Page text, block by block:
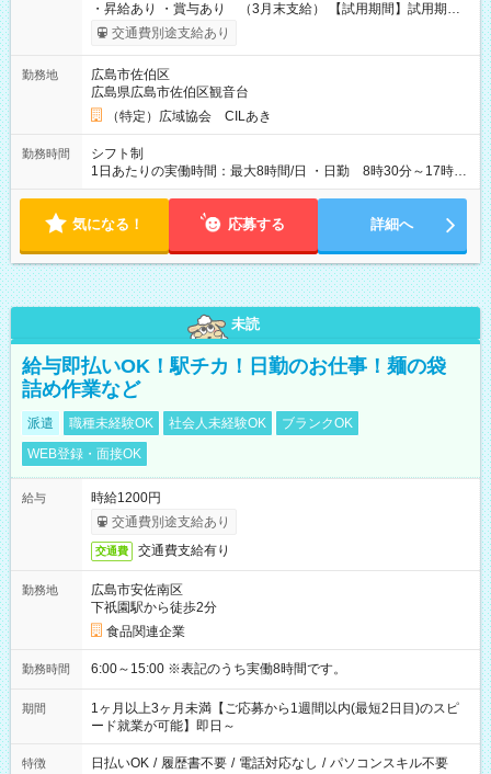
・昇給あり ・賞与あり （3月末支給） 【試用期間】試用期間
あり 試用期間の長さ：3ヶ月 ※ 雇用形態と給与に、本採用時と
異なる部分があります。 雇用形態：本採用時と同じです。 給
交通費別途支給あり
勤務地
広島市佐伯区
広島県広島市佐伯区観音台
（特定）広域協会 CILあき
勤務時間
シフト制
1日あたりの実働時間：最大8時間/日 ・日勤 8時30分～17時30
分（実働8時間 待機休憩1時間）日給1万8630円 ・夜勤 17時
円
気になる！ 応募する 詳細へ
未読
給与即払いOK！駅チカ！日勤のお仕事！麺の袋
詰め作業など
派遣 職種未経験OK 社会人未経験OK
ブランクOK
WEB登録・面接OK
給与
時給1200円
交通費別途支給あり
交通費 交通費支給有り
勤務地
広島市安佐南区
下祇園駅から徒歩2分
食品関連企業
勤務時間 6:00～15:00 ※表記のうち実働8時間です。
期間
1ヶ月以上3ヶ月未満【ご応募から1週間以内(最短2日目)のスピ
ード就業が可能】即日～
特徴 日払いOK / 履歴書不要 / 電話対応なし / パソコンスキル不要